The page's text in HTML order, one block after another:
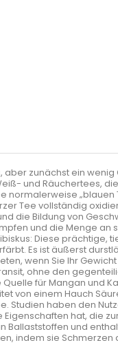
zunächst ein wenig
und Räuchertees,
normalerweise „blauen
Tee vollständig
die Bildung von
und die Menge an
Diese prächtige,
Es ist äußerst
wenn Sie Ihr
ohne den
für Mangan und
von einem Hauch
Studien haben den
hat, die
und
indem sie Schmerzen